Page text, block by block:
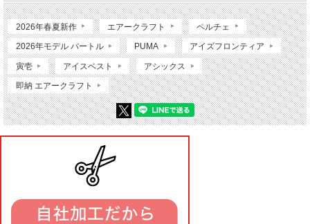
2026年春夏新作 エアークラフト ペルチェ
2026年モデル バートル PUMA アイズフロンティア
寅壱 アイスベスト アシックス
即納 エアークラフト